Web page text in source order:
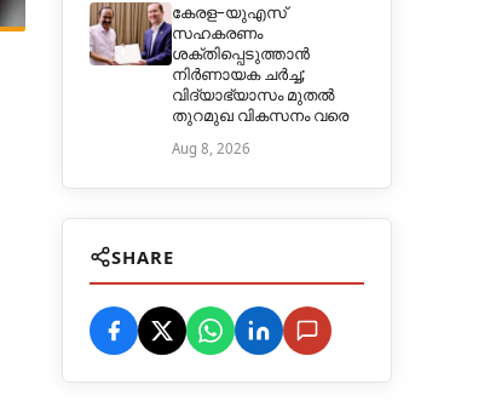
കേരള–യുഎസ്
സഹകരണം
ശക്തിപ്പെടുത്താൻ
നിർണായക ചർച്ച;
വിദ്യാഭ്യാസം മുതൽ
തുറമുഖ വികസനം വരെ
Aug 8, 2026
SHARE